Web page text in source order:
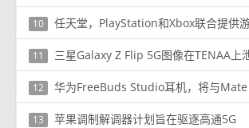
10 任天堂，PlayStation和Xbox联合提供
11 三星Galaxy Z Flip 5G图像在TENAA上
12 华为FreeBuds Studio耳机，将与Mate
13 苹果调制解调器计划旨在驱逐高通5G